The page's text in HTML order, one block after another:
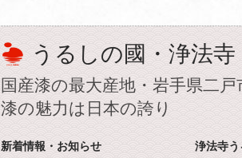
うるしの國・浄法寺
国産漆の最大産地・岩手県二戸
漆の魅力は日本の誇り
新着情報・お知らせ 浄法寺